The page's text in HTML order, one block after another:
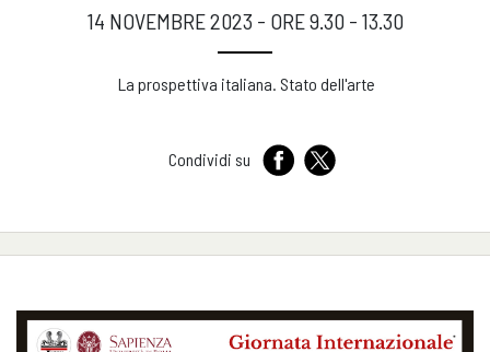
14 NOVEMBRE 2023 - ORE 9.30 - 13.30
La prospettiva italiana. Stato dell'arte
Condividi su